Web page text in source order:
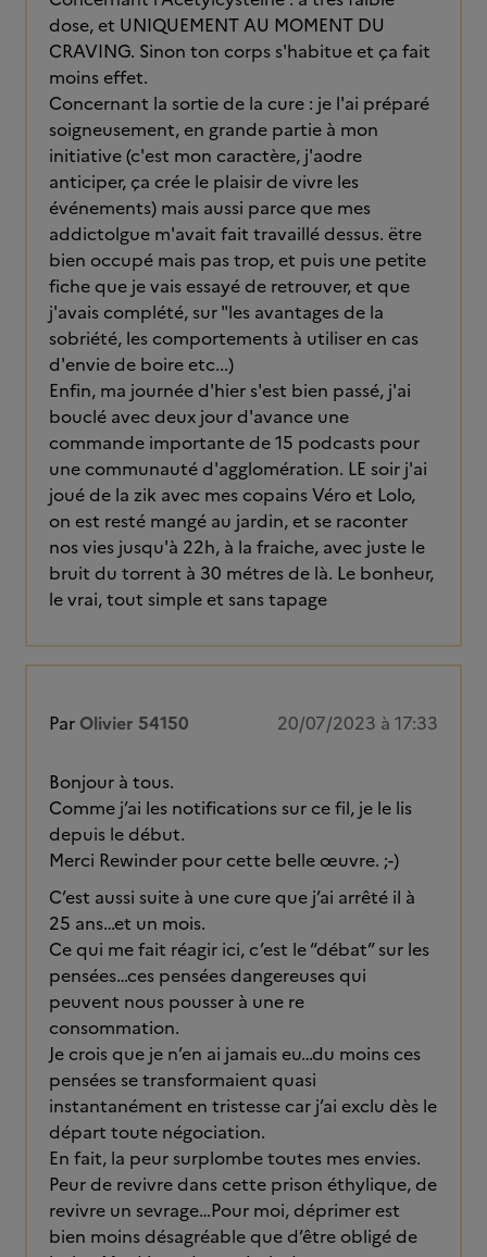
dose, et UNIQUEMENT AU MOMENT DU
CRAVING. Sinon ton corps s'habitue et ça fait
moins effet.
Concernant la sortie de la cure : je l'ai préparé
soigneusement, en grande partie à mon
initiative (c'est mon caractère, j'aodre
anticiper, ça crée le plaisir de vivre les
événements) mais aussi parce que mes
addictolgue m'avait fait travaillé dessus. ëtre
bien occupé mais pas trop, et puis une petite
fiche que je vais essayé de retrouver, et que
j'avais complété, sur "les avantages de la
sobriété, les comportements à utiliser en cas
d'envie de boire etc...)
Enfin, ma journée d'hier s'est bien passé, j'ai
bouclé avec deux jour d'avance une
commande importante de 15 podcasts pour
une communauté d'agglomération. LE soir j'ai
joué de la zik avec mes copains Véro et Lolo,
on est resté mangé au jardin, et se raconter
nos vies jusqu'à 22h, à la fraiche, avec juste le
bruit du torrent à 30 métres de là. Le bonheur,
le vrai, tout simple et sans tapage
Par Olivier 54150 20/07/2023 à 17:33
Bonjour à tous.
Comme j’ai les notifications sur ce fil, je le lis
depuis le début.
Merci Rewinder pour cette belle œuvre. ;-)
C’est aussi suite à une cure que j’ai arrêté il à
25 ans…et un mois.
Ce qui me fait réagir ici, c’est le “débat” sur les
pensées…ces pensées dangereuses qui
peuvent nous pousser à une re
consommation.
Je crois que je n’en ai jamais eu…du moins ces
pensées se transformaient quasi
instantanément en tristesse car j’ai exclu dès le
départ toute négociation.
En fait, la peur surplombe toutes mes envies.
Peur de revivre dans cette prison éthylique, de
revivre un sevrage…Pour moi, déprimer est
bien moins désagréable que d’être obligé de